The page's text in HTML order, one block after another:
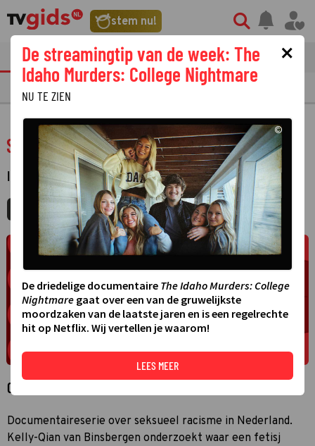
stem nu!
tvgids streaming nieuws
PRIMETIME GEMIST
Sexotisch
INFORMATIEF ·
MIJNGIDS AGENDA DELEN
Over Sexotisch
Documentaireserie over seksueel racisme in Nederland.
Kelly-Qian van Binsbergen onderzoekt waar een fetisj
×
De streamingtip van de week: The
Idaho Murders: College Nightmare
NU TE ZIEN
©
De driedelige documentaire The Idaho Murders: College
Nightmare gaat over een van de gruwelijkste
moordzaken van de laatste jaren en is een regelrechte
hit op Netflix. Wij vertellen je waarom!
LEES MEER